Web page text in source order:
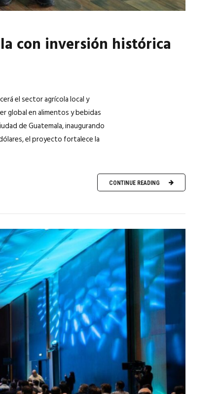
con inversión histórica
el sector agrícola local y
global en alimentos y bebidas
de Guatemala, inaugurando
el proyecto fortalece la
CONTINUE READING